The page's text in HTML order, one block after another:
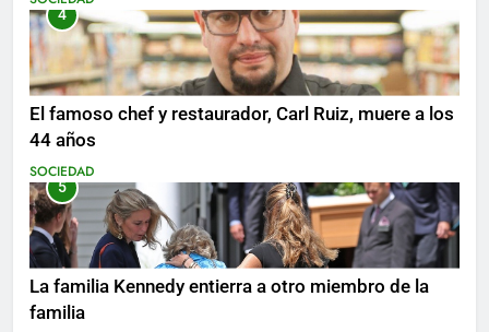
4
El famoso chef y restaurador, Carl Ruiz, muere a los
44 años
SOCIEDAD
5
La familia Kennedy entierra a otro miembro de la
familia